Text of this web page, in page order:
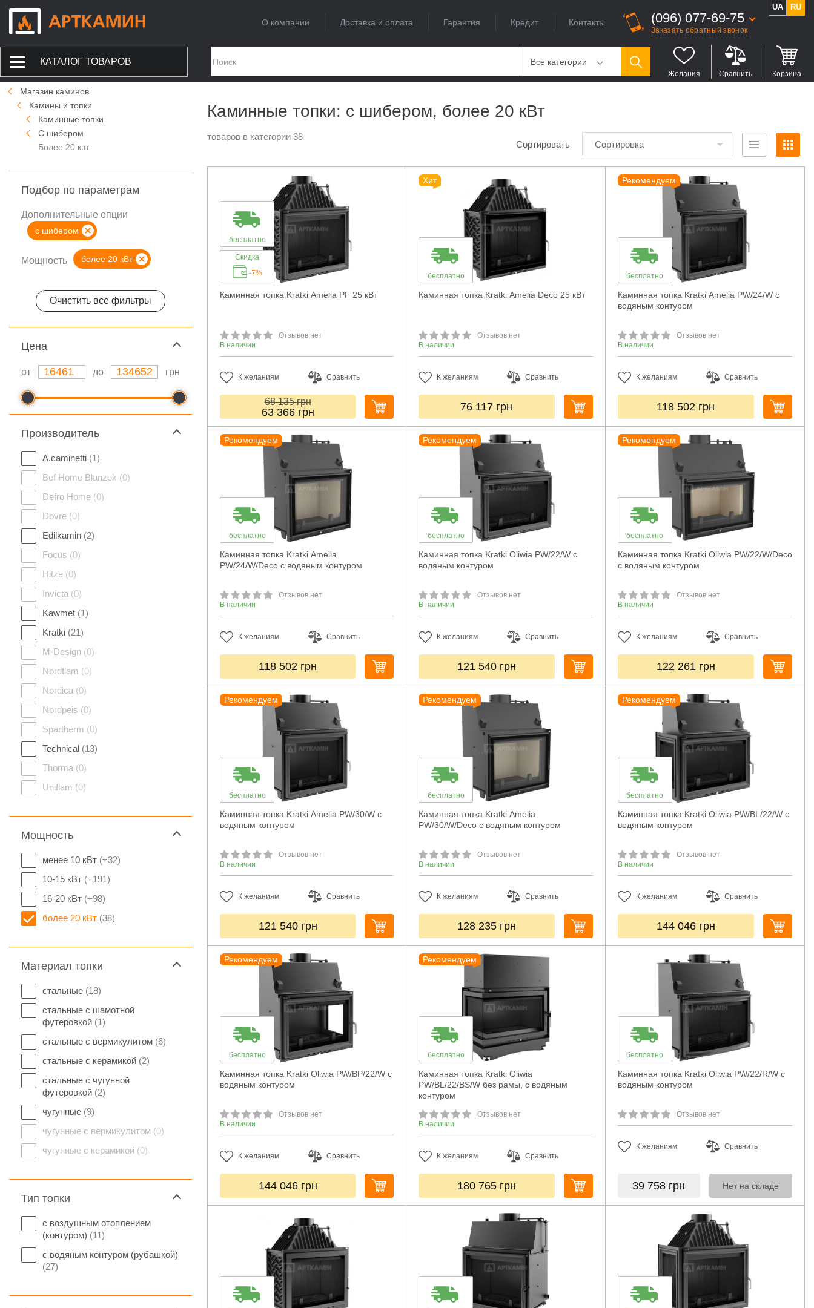
О компании Доставка и оплата Гарантия Кредит Контакты (096) 077-69-75
Заказать обратный звонок
UA RU
КАТАЛОГ ТОВАРОВ Все категории
Желания Сравнить Корзина
Магазин каминов
Камины и топки
Каминные топки
С шибером
Более 20 квт
Подбор по параметрам
Дополнительные опции
с шибером
Мощность более 20 кВт
Очистить все фильтры
Цeна
от до грн
Производитель
A.caminetti (1)
Bef Home Blanzek (0)
Defro Home (0)
Dovre (0)
Edilkamin (2)
Focus (0)
Hitze (0)
Invicta (0)
Kawmet (1)
Kratki (21)
M-Design (0)
Nordflam (0)
Nordica (0)
Nordpeis (0)
Spartherm (0)
Technical (13)
Thorma (0)
Uniflam (0)
Мощность
менее 10 кВт (+32)
10-15 кВт (+191)
16-20 кВт (+98)
более 20 кВт (38)
Материал топки
стальные (18)
стальные с шамотной
футеровкой (1)
стальные с вермикулитом (6)
стальные с керамикой (2)
стальные с чугунной
футеровкой (2)
чугунные (9)
чугунные с вермикулитом (0)
чугунные с керамикой (0)
Тип топки
с воздушным отоплением
(контуром) (11)
с водяным контуром (рубашкой)
(27)
Каминные топки: с шибером, более 20 кВт
товаров в категории 38
Сортировать Сортировка
бесплатно
Скидка
-7%
Каминная топка Kratki Amelia PF 25 кВт
Отзывов нет
В наличии
К желаниям Сравнить
68 135грн
63 366 грн
Хит
бесплатно
Каминная топка Kratki Amelia Deco 25 кВт
Отзывов нет
В наличии
К желаниям Сравнить
76 117 грн
Рекомендуем
бесплатно
Каминная топка Kratki Amelia PW/24/W с
водяным контуром
Отзывов нет
В наличии
К желаниям Сравнить
118 502 грн
Рекомендуем
бесплатно
Каминная топка Kratki Amelia
PW/24/W/Deco с водяным контуром
Отзывов нет
В наличии
К желаниям Сравнить
118 502 грн
Рекомендуем
бесплатно
Каминная топка Kratki Oliwia PW/22/W с
водяным контуром
Отзывов нет
В наличии
К желаниям Сравнить
121 540 грн
Рекомендуем
бесплатно
Каминная топка Kratki Oliwia PW/22/W/Deco
с водяным контуром
Отзывов нет
В наличии
К желаниям Сравнить
122 261 грн
Рекомендуем
бесплатно
Каминная топка Kratki Amelia PW/30/W с
водяным контуром
Отзывов нет
В наличии
К желаниям Сравнить
121 540 грн
Рекомендуем
бесплатно
Каминная топка Kratki Amelia
PW/30/W/Deco с водяным контуром
Отзывов нет
В наличии
К желаниям Сравнить
128 235 грн
Рекомендуем
бесплатно
Каминная топка Kratki Oliwia PW/BL/22/W с
водяным контуром
Отзывов нет
В наличии
К желаниям Сравнить
144 046 грн
Рекомендуем
бесплатно
Каминная топка Kratki Oliwia PW/BP/22/W с
водяным контуром
Отзывов нет
В наличии
К желаниям Сравнить
144 046 грн
Рекомендуем
бесплатно
Каминная топка Kratki Oliwia
PW/BL/22/BS/W без рамы, с водяным
контуром
Отзывов нет
В наличии
К желаниям Сравнить
180 765 грн
бесплатно
Каминная топка Kratki Oliwia PW/22/R/W с
водяным контуром
Отзывов нет
К желаниям Сравнить
39 758 грн Нет на складе